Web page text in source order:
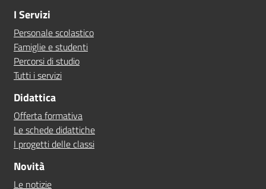
I Servizi
Personale scolastico
Famiglie e studenti
Percorsi di studio
Tutti i servizi
Didattica
Offerta formativa
Le schede didattiche
I progetti delle classi
Novità
Le notizie